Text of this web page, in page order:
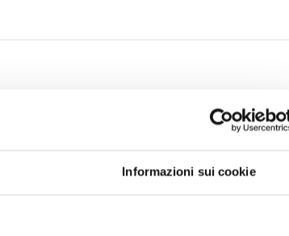
Informazioni sui cookie
sezione nautica Ovosodo con il supporto della